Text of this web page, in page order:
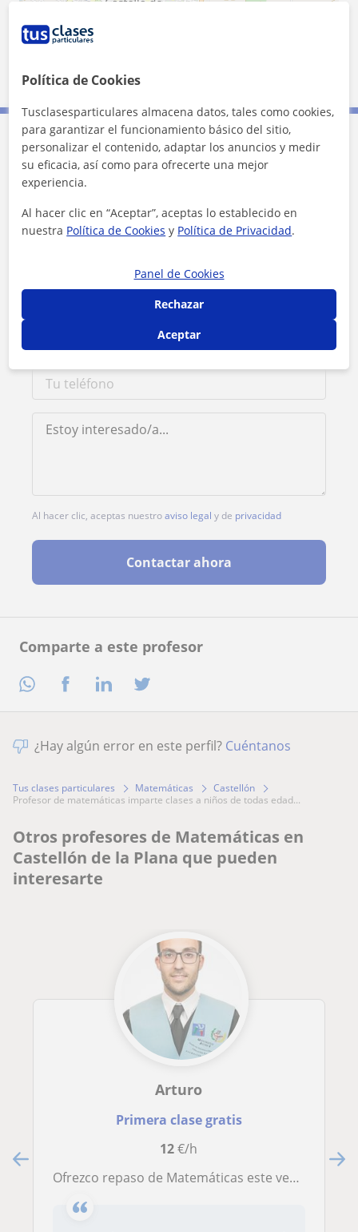
Comparte a este profesor
3000 ft
Contacta con Pau
1ª clase gratis
Al hacer clic, aceptas nuestroaviso legal y de privacidad
Contactar ahora
¿Hay algún error en este perfil? Cuéntanos
Tus clases particulares Matemáticas
Castellón
profesor de matemáticas imparte clases a niños de todas edad...
Otros profesores de Matemáticas en
Castellón de la Plana que pueden
interesarte
Arturo
Primera clase gratis
12€/h
Ofrezco repaso de Matemáticas este verano en Castellón (Toda la primaria y hasta 3º ESO)
Política de Cookies
Tusclasesparticulares almacena datos, tales como cookies,
para garantizar el funcionamiento básico del sitio,
personalizar el contenido, adaptar los anuncios y medir
su eficacia, así como para ofrecerte una mejor
experiencia.
Al hacer clic en “Aceptar”, aceptas lo establecido en
nuestra Política de Cookies y Política de Privacidad.
Panel de Cookies
Rechazar
Aceptar